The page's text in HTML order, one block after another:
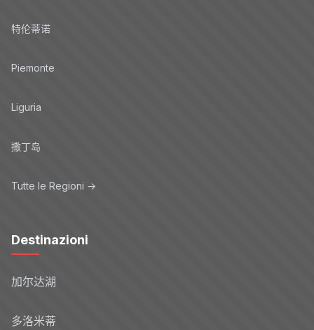
特伦蒂诺
Piemonte
Liguria
撒丁岛
Tutte le Regioni →
Destinazioni
加尔达湖
多洛米蒂